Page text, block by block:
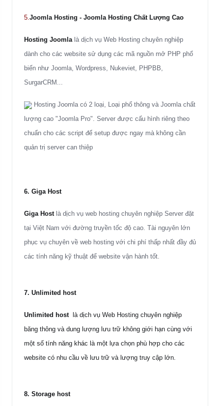
5.Joomla Hosting - Joomla Hosting Chất Lượng Cao
Hosting Joomla là dịch vụ Web Hosting chuyên nghiệp
dành cho các website sử dụng các mã nguồn mở PHP phổ
biến như Joomla, Wordpress, Nukeviet, PHPBB,
SurgarCRM...
Hosting Joomla có 2 loại, Loại phổ thông và Joomla chất
lượng cao "Joomla Pro". Server được cấu hình riêng theo
chuẩn cho các script để setup được ngay mà không cần
quản trị server can thiệp
6. Giga Host
Giga Host là dịch vụ web hosting chuyên nghiệp Server đặt
tại Việt Nam với đường truyền tốc độ cao. Tài nguyên lớn
phục vụ chuyên về web hosting với chi phí thấp nhất đầy đủ
các tính năng kỹ thuật để website vận hành tốt.
7. Unlimited host
Unlimited host
là dịch vụ Web Hosting chuyên nghiệp
băng thông và dung lượng lưu trữ không giới hạn cùng với
một số tính năng khác là một lựa chọn phù hợp cho các
website có nhu cầu về lưu trữ và lượng truy cập lớn.
8. Storage host